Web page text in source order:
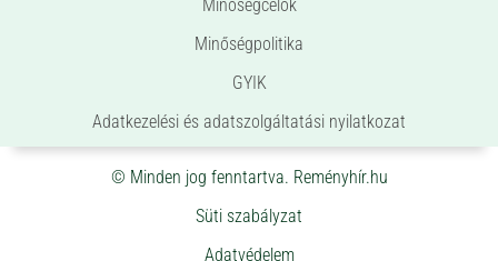
Minőségcélok
Minőségpolitika
GYIK
Adatkezelési és adatszolgáltatási nyilatkozat
© Minden jog fenntartva. Reményhír.hu
Süti szabályzat
Adatvédelem